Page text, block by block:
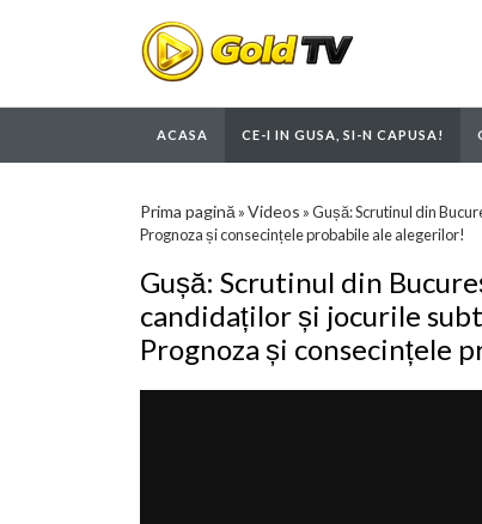
ACASA CE-I IN GUSA, SI-N CAPUSA!
Prima pagină »Videos »Gușă: Scrutinul din
Prognoza și consecințele probabile ale alegerilor!
Gușă: Scrutinul din
candidaților și jocurile
Prognoza și consecințele